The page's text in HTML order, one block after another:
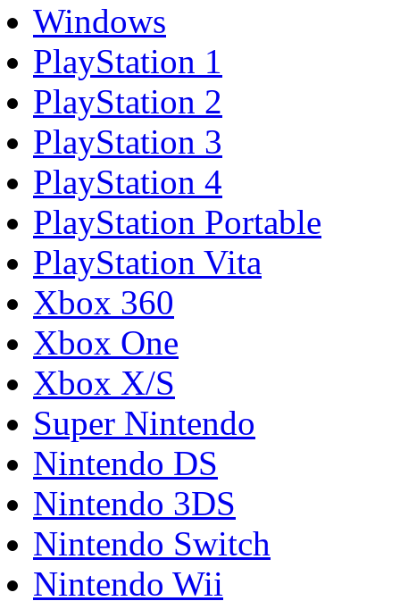
Windows
PlayStation 1
PlayStation 2
PlayStation 3
PlayStation 4
PlayStation Portable
PlayStation Vita
Xbox 360
Xbox One
Xbox X/S
Super Nintendo
Nintendo DS
Nintendo 3DS
Nintendo Switch
Nintendo Wii